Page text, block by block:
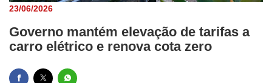
23/06/2026
Governo mantém elevação de tarifas a
carro elétrico e renova cota zero